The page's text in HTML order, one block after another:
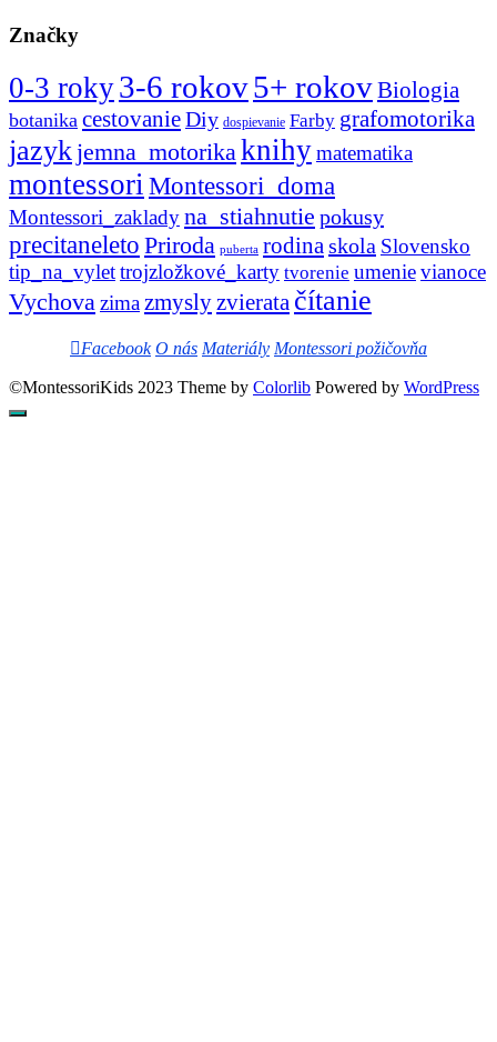
Značky
0-3 roky3-6 rokov5+ rokovBiologia
botanika cestovanieDiy dospievanie Farby grafomotorika
jazykjemna_motorika knihymatematika
montessori Montessori_doma
Montessori_zakladyna_stiahnutie pokusy
precitaneleto Priroda puberta rodina skola Slovensko
tip_na_vylettrojzložkové_karty tvorenie umenievianoce
Vychova zima zmysly zvierata čítanie
Facebook O nás Materiály Montessori požičovňa
©MontessoriKids 2023 Theme by Colorlib Powered by WordPress